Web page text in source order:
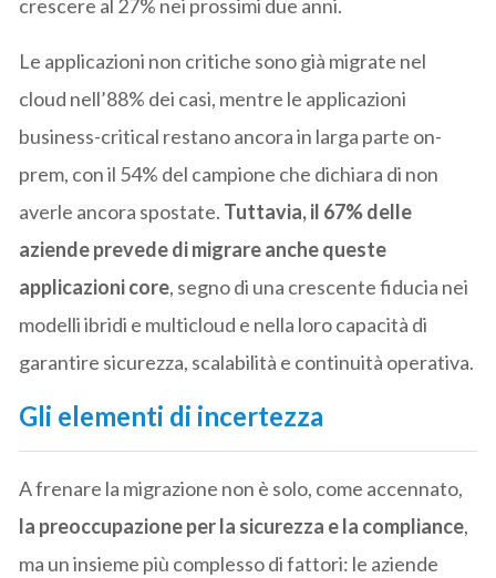
crescere al 27% nei prossimi due anni.
Le applicazioni non critiche sono già migrate nel
cloud nell’88% dei casi, mentre le applicazioni
business-critical restano ancora in larga parte on-
prem, con il 54% del campione che dichiara di non
averle ancora spostate. Tuttavia, il 67% delle
aziende prevede di migrare anche queste
applicazioni core, segno di una crescente fiducia nei
modelli ibridi e multicloud e nella loro capacità di
garantire sicurezza, scalabilità e continuità operativa.
Gli elementi di incertezza
A frenare la migrazione non è solo, come accennato,
la preoccupazione per la sicurezza e la compliance,
ma un insieme più complesso di fattori: le aziende